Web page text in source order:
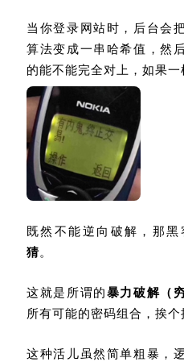
当你登录网站时，后台会
算法变成一串哈希值，然
的能不能完全对上，如果一
既然不能逆向破解，那黑
猜。
这就是所谓的暴力破解（
所有可能的密码组合，挨个
这种活儿虽然简单粗暴，